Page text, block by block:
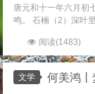
唐元和十一年六月初
鸣。 石楠（2）深叶
阅读(1483)
文学 何美鸿丨